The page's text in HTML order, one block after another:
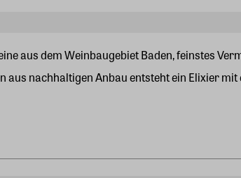
aus dem Weinbaugebiet Baden, feinstes
nachhaltigen Anbau entsteht ein Elixier